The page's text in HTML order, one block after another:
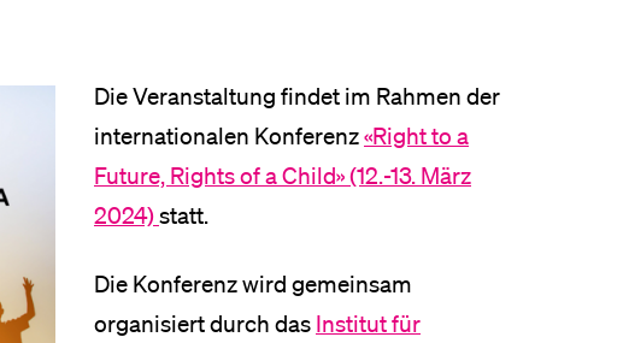
Die Veranstaltung findet im Rahmen der
internationalen Konferenz«Right to a
Future, Rights of a Child» (12.-13. März
2024)statt.
Die Konferenz wird gemeinsam
organisiert durch das Institut für